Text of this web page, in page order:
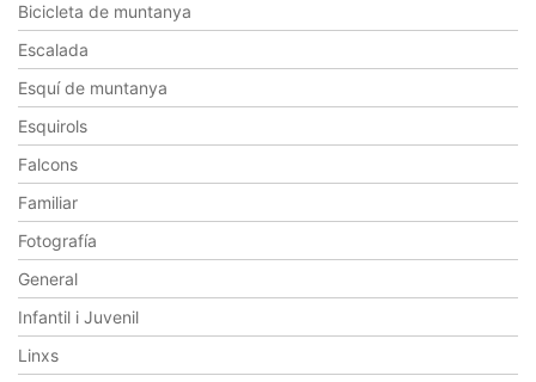
Bicicleta de muntanya
Escalada
Esquí de muntanya
Esquirols
Falcons
Familiar
Fotografía
General
Infantil i Juvenil
Linxs